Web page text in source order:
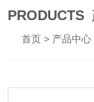
PRODUCTS
首页 > 产品中心